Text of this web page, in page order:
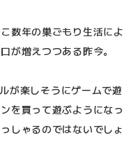
数年の巣ごもり生活によ
が増えつつある昨今。
が楽しそうにゲームで遊
を買って遊ぶようになっ
しゃるのではないでしょ